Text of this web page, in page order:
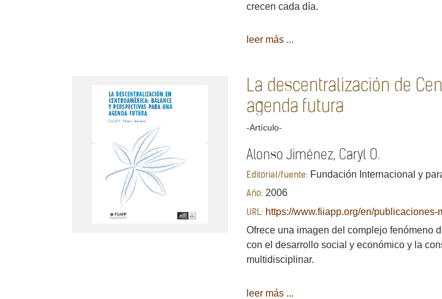
crecen cada día.
leer más ...
La descentralización de
agenda futura
-Artículo-
Alonso Jiménez, Caryl O.
Editorial/fuente: Fundación Internacional y
Año: 2006
URL: https://www.fiiapp.org/en/publicaciones-
Ofrece una imagen del complejo fenómeno
con el desarrollo social y económico y la
multidisciplinar.
leer más ...